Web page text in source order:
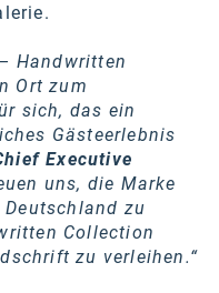
Handwritten
Ort zum
sich, das ein
Gästeerlebnis
Executive
uns, die Marke
zu
Collection
zu verleihen.“